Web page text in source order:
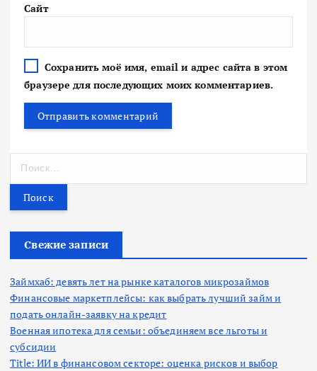
Сайт
Сохранить моё имя, email и адрес сайта в этом
браузере для последующих моих комментариев.
т
Свежие записи
Займхаб: девять лет на рынке каталогов микрозаймов
Финансовые маркетплейсы: как выбрать лучший займ и
подать онлайн-заявку на кредит
Военная ипотека для семьи: объединяем все льготы и
субсидии
Title: ИИ в финансовом секторе: оценка рисков и выбор